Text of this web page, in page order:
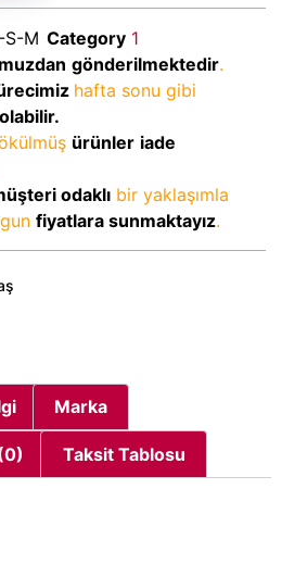
S-M Category 1
gönderilmektedir.
hafta sonu gibi
olabilir.
ürünler iade
odaklı bir yaklaşımla
fiyatlara sunmaktayız.
Marka
Taksit Tablosu